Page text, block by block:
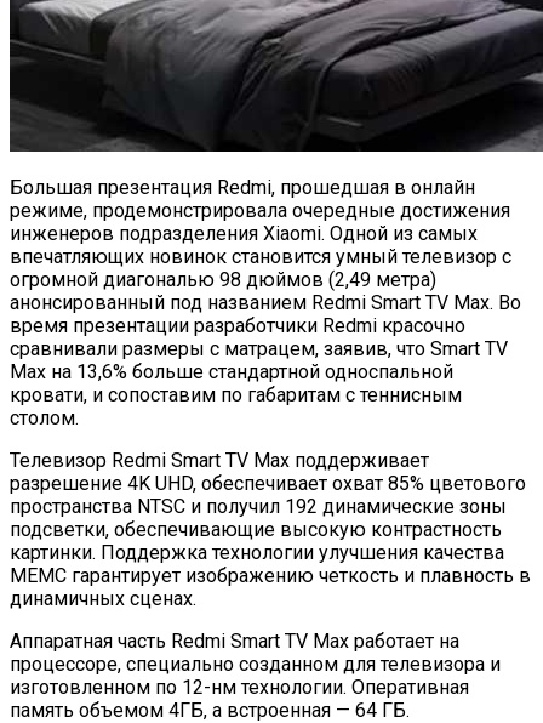
Большая презентация Redmi, прошедшая в онлайн
режиме, продемонстрировала очередные достижения
инженеров подразделения Xiaomi. Одной из самых
впечатляющих новинок становится умный телевизор с
огромной диагональю 98 дюймов (2,49 метра)
анонсированный под названием Redmi Smart TV Max. Во
время презентации разработчики Redmi красочно
сравнивали размеры с матрацем, заявив, что Smart TV
Max на 13,6% больше стандартной односпальной
кровати, и сопоставим по габаритам с теннисным
столом.
Телевизор Redmi Smart TV Max поддерживает
разрешение 4K UHD, обеспечивает охват 85% цветового
пространства NTSC и получил 192 динамические зоны
подсветки, обеспечивающие высокую контрастность
картинки. Поддержка технологии улучшения качества
MEMC гарантирует изображению четкость и плавность в
динамичных сценах.
Аппаратная часть Redmi Smart TV Max работает на
процессоре, специально созданном для телевизора и
изготовленном по 12-нм технологии. Оперативная
память объемом 4ГБ, а встроенная — 64 ГБ.